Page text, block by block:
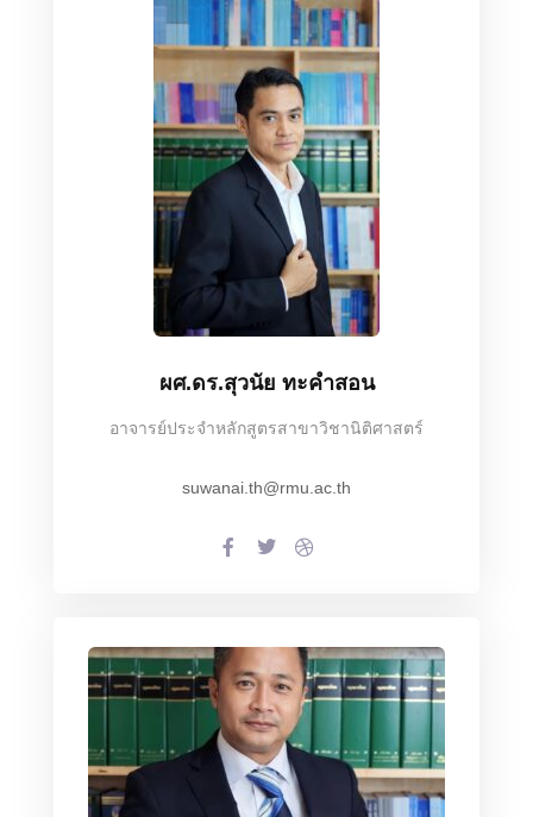
ผศ.ดร.สุวนัย ทะคำสอน
อาจารย์ประจำหลักสูตรสาขาวิชานิติศาสตร์
suwanai.th@rmu.ac.th